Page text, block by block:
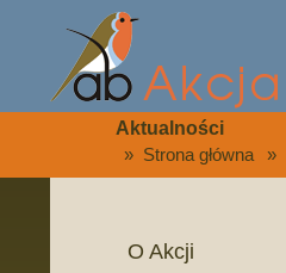
Aktualności
» Strona główna »
O Akcji